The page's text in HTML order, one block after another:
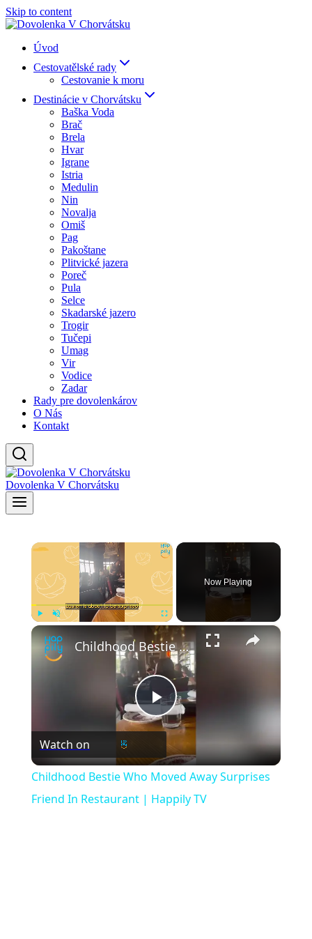
Skip to content
Úvod
Cestovatělské rady
Cestovanie k moru
Destinácie v Chorvátsku
Baška Voda
Brač
Brela
Hvar
Igrane
Istria
Medulin
Nin
Novalja
Omiš
Pag
Pakoštane
Plitvické jazera
Poreč
Pula
Selce
Skadarské jazero
Trogir
Tučepi
Umag
Vir
Vodice
Zadar
Rady pre dovolenkárov
O Nás
Kontakt
Dovolenka V Chorvátsku
×
Fullscreen
Now Playing
×
Play
Video
Childhood Bestie Who Moved Away Surprises Friend In Restaurant | Happily TV
Watch on
Childhood Bestie Who Moved Away Surprises
Friend In Restaurant | Happily TV